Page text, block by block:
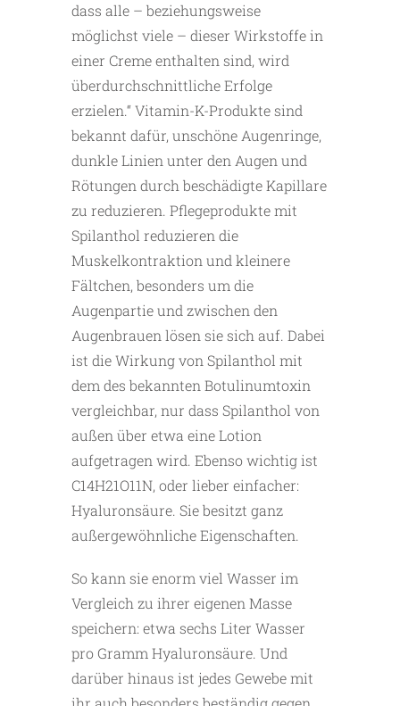
dass alle – beziehungsweise
möglichst viele – dieser Wirkstoffe in
einer Creme enthalten sind, wird
überdurchschnittliche Erfolge
erzielen.“ Vitamin-K-Produkte sind
bekannt dafür, unschöne Augenringe,
dunkle Linien unter den Augen und
Rötungen durch beschädigte Kapillare
zu reduzieren. Pflegeprodukte mit
Spilanthol reduzieren die
Muskelkontraktion und kleinere
Fältchen, besonders um die
Augenpartie und zwischen den
Augenbrauen lösen sie sich auf. Dabei
ist die Wirkung von Spilanthol mit
dem des bekannten Botulinumtoxin
vergleichbar, nur dass Spilanthol von
außen über etwa eine Lotion
aufgetragen wird. Ebenso wichtig ist
C14H21O11N, oder lieber einfacher:
Hyaluronsäure. Sie besitzt ganz
außergewöhnliche Eigenschaften.
So kann sie enorm viel Wasser im
Vergleich zu ihrer eigenen Masse
speichern: etwa sechs Liter Wasser
pro Gramm Hyaluronsäure. Und
darüber hinaus ist jedes Gewebe mit